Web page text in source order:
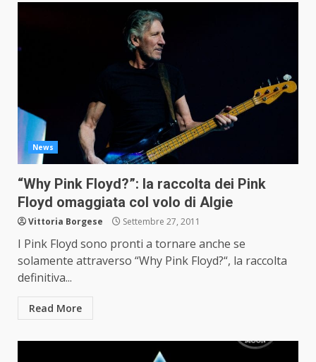
News
“Why Pink Floyd?”: la raccolta dei Pink
Floyd omaggiata col volo di Algie
Vittoria Borgese Settembre 27, 2011
I Pink Floyd sono pronti a tornare anche se
solamente attraverso “Why Pink Floyd?“, la raccolta
definitiva...
Read More